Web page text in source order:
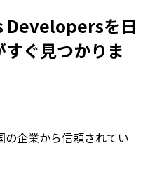
を日
ぐ見つかりま
企業から信頼されてい